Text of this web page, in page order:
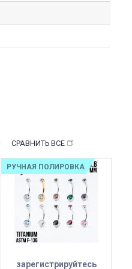
СРАВНИТЬ ВСЕ
зарегистрируйтесь
РУЧНАЯ ПОЛИРОВКА